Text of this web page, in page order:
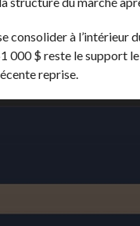
consolider à l’intérieur
000 $ reste le support
reprise.